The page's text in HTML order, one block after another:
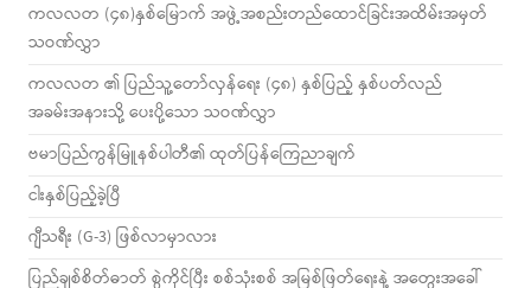
ကလလတ (၄၈)နှစ်မြောက် အဖွဲ့အစည်းတည်ထောင်ခြင်းအထိမ်းအမှတ်
သဝဏ်လွှာ
ကလလတ ၏ ပြည်သူ့တော်လှန်ရေး (၄၈) နှစ်ပြည့် နှစ်ပတ်လည်
အခမ်းအနားသို့ ပေးပို့သော သဝဏ်လွှာ
ဗမာပြည်ကွန်မြူနစ်ပါတီ၏ ထုတ်ပြန်ကြေညာချက်
ငါးနှစ်ပြည့်ခဲ့ပြီ
ဂျီသရီး (G-3) ဖြစ်လာမှာလား
ပြည်ချစ်စိတ်ဓာတ် စွဲကိုင်ပြီး စစ်သုံးစစ် အမြစ်ဖြတ်ရေးနဲ့ အတွေးအခေါ်